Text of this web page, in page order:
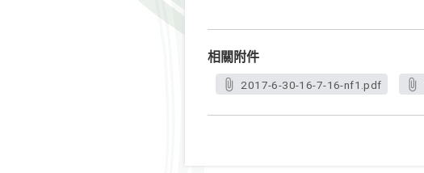
相關附件
2017-6-30-16-7-16-nf1.pdf